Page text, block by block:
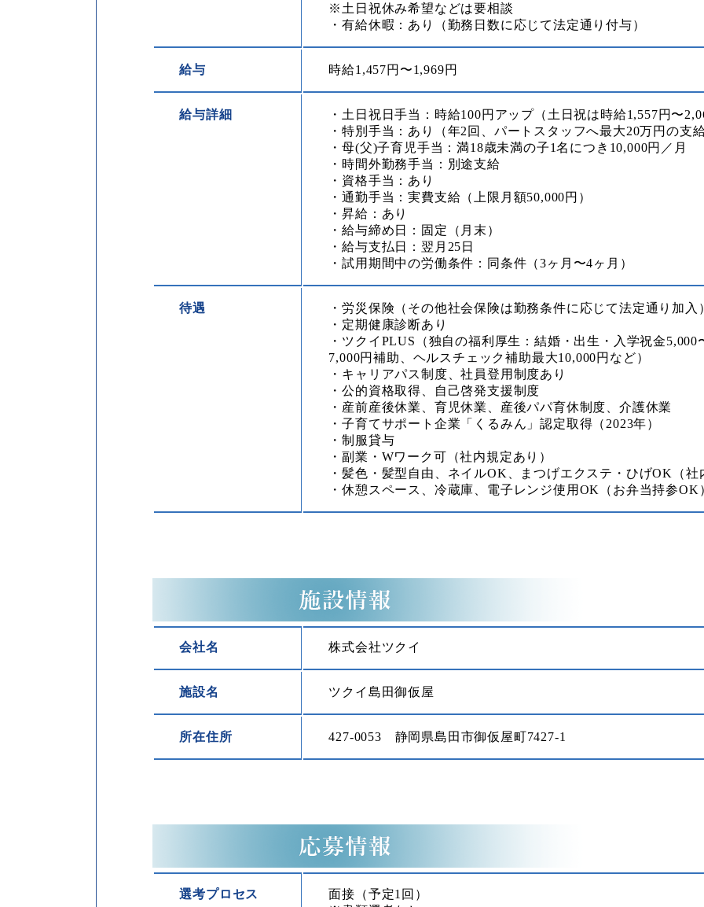
※土日祝休み希望などは要相談
・有給休暇：あり（勤務日数に応じて法定通り付与）
給与 時給1,457円〜1,969円
給与詳細
・土日祝日手当：時給100円アップ（土日祝は時給1,557円〜
・特別手当：あり（年2回、パートスタッフへ最大20万円の支
・母(父)子育児手当：満18歳未満の子1名につき10,000円／月
・時間外勤務手当：別途支給
・資格手当：あり
・通勤手当：実費支給（上限月額50,000円）
・昇給：あり
・給与締め日：固定（月末）
・給与支払日：翌月25日
・試用期間中の労働条件：同条件（3ヶ月〜4ヶ月）
待遇
・労災保険（その他社会保険は勤務条件に応じて法定通り加入
・定期健康診断あり
・ツクイPLUS（独自の福利厚生：結婚・出生・入学祝金5,000
7,000円補助、ヘルスチェック補助最大10,000円など）
・キャリアパス制度、社員登用制度あり
・公的資格取得、自己啓発支援制度
・産前産後休業、育児休業、産後パパ育休制度、介護休業
・子育てサポート企業「くるみん」認定取得（2023年）
・制服貸与
・副業・Wワーク可（社内規定あり）
・髪色・髪型自由、ネイルOK、まつげエクステ・ひげOK（社
・休憩スペース、冷蔵庫、電子レンジ使用OK（お弁当持参OK
会社名 株式会社ツクイ
施設名 ツクイ島田御仮屋
所在住所 427-0053 静岡県島田市御仮屋町7427-1
選考プロセス
面接（予定1回）